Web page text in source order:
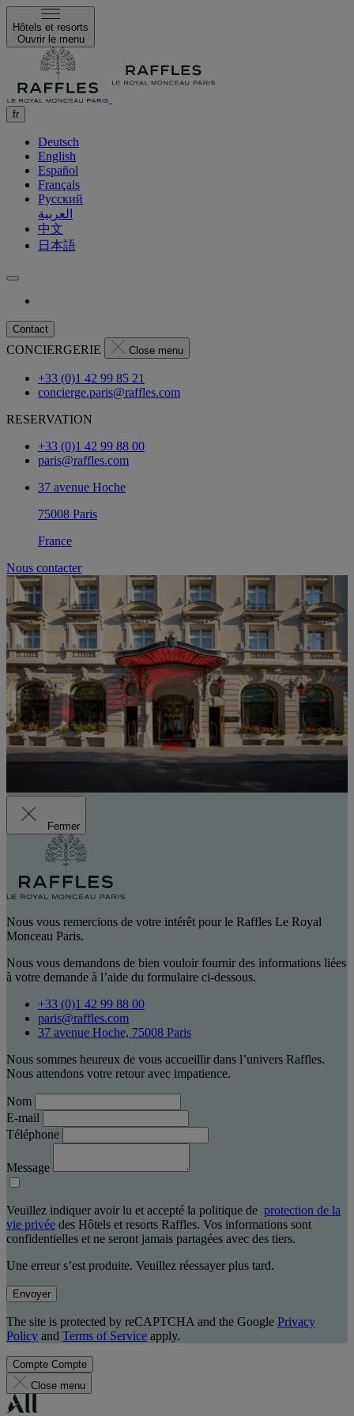
Hôtels et resorts
Ouvrir le menu
fr
Deutsch
English
Español
Français
Русский
العربية
中文
日本語
Contact
CONCIERGERIE Close menu
+33 (0)1 42 99 85 21
concierge.paris@raffles.com
RESERVATION
+33 (0)1 42 99 88 00
paris@raffles.com
37 avenue Hoche
75008 Paris
France
Nous contacter
Fermer
Nous vous remercions de votre intérêt pour le Raffles Le Royal
Monceau Paris.
Nous vous demandons de bien vouloir fournir des informations liées
à votre demande à l’aide du formulaire ci-dessous.
+33 (0)1 42 99 88 00
paris@raffles.com
37 avenue Hoche, 75008 Paris
Nous sommes heureux de vous accueillir dans l’univers Raffles.
Nous attendons votre retour avec impatience.
Nom
E-mail
Téléphone
Message
Veuillez indiquer avoir lu et accepté la politique de protection de la
vie privée des Hôtels et resorts Raffles. Vos informations sont
confidentielles et ne seront jamais partagées avec des tiers.
Une erreur s’est produite. Veuillez réessayer plus tard.
Envoyer
The site is protected by reCAPTCHA and the Google Privacy
Policy and Terms of Service apply.
Compte Compte
Close menu